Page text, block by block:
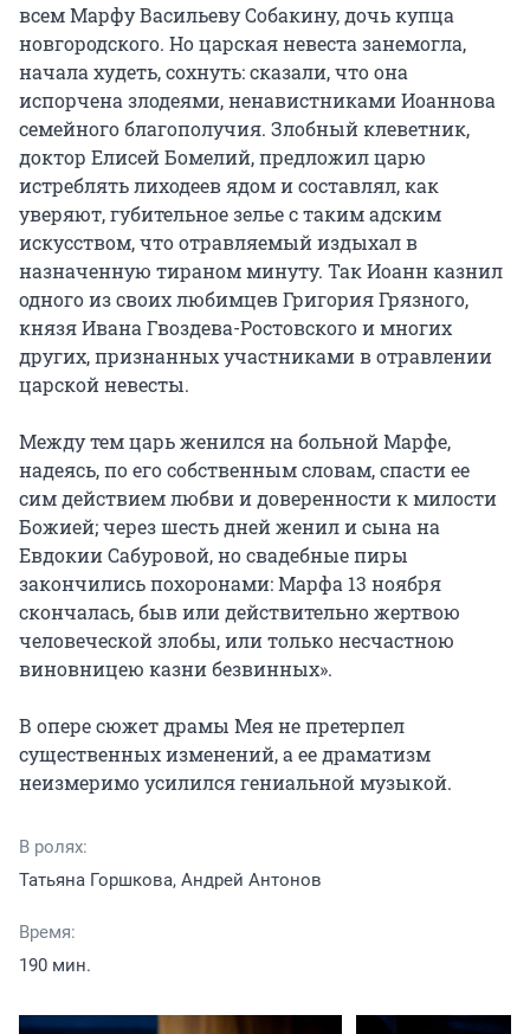
всем Марфу Васильеву Собакину, дочь купца
новгородского. Но царская невеста занемогла,
начала худеть, сохнуть: сказали, что она
испорчена злодеями, ненавистниками Иоаннова
семейного благополучия. Злобный клеветник,
доктор Елисей Бомелий, предложил царю
истреблять лиходеев ядом и составлял, как
уверяют, губительное зелье с таким адским
искусством, что отравляемый издыхал в
назначенную тираном минуту. Так Иоанн казнил
одного из своих любимцев Григория Грязного,
князя Ивана Гвоздева-Ростовского и многих
других, признанных участниками в отравлении
царской невесты.
Между тем царь женился на больной Марфе,
надеясь, по eгo собственным словам, спасти ее
сим действием любви и доверенности к милости
Божией; через шесть дней женил и сына на
Евдокии Сабуровой, но свадебные пиры
закончились похоронами: Марфа 13 ноября
скончалась, быв или действительно жертвою
человеческой злобы, или только несчастною
виновницею казни безвинных».
В опере сюжет драмы Мея не претерпел
существенных изменений, а ее драматизм
неизмеримо усилился гениальной музыкой.
В ролях:
Татьяна Горшкова, Андрей Антонов
Время:
190 мин.